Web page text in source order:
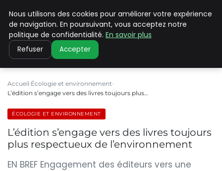
CLIMATE C ADVANCED
Accueil Écologie et environnement
L’édition s’engage vers des livres toujours plus…
ÉCOLOGIE ET ENVIRONNEMENT
L’édition s’engage vers des livres toujours
plus respectueux de l’environnement
EN BREF Engagement des éditeurs vers une
Nous utilisons des cookies pour améliorer votre expérience
de navigation. En poursuivant, vous acceptez notre
politique de confidentialité. En savoir plus
Refuser Accepter